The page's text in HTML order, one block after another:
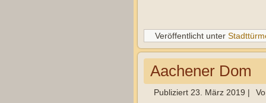
Veröffentlicht unter
Aachener Dom
Publiziert 23. März 2019 |